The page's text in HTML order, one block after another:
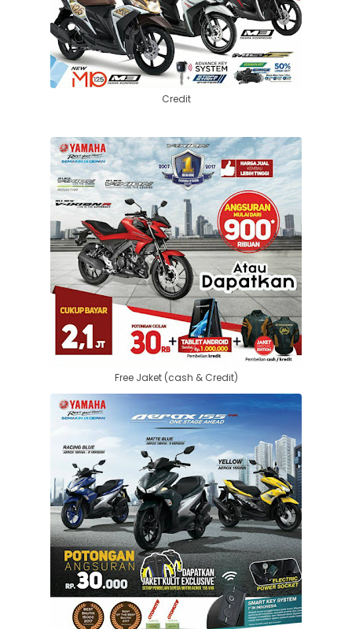
Credit
Free Jaket (cash & Credit)